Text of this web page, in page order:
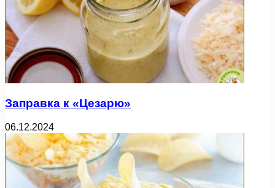
Заправка к «Цезарю»
06.12.2024